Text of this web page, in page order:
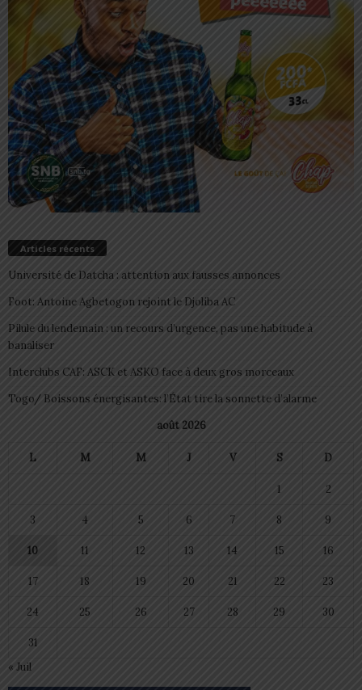
Articles récents
Université de Datcha : attention aux fausses annonces
Foot: Antoine Agbetogon rejoint le Djoliba AC
Pilule du lendemain : un recours d’urgence, pas une habitude à
banaliser
Interclubs CAF: ASCK et ASKO face à deux gros morceaux
Togo/ Boissons énergisantes: l’État tire la sonnette d’alarme
août 2026
L M M J V S D
1 2
3 4 5 6 7 8 9
10 11 12 13 14 15 16
17 18 19 20 21 22 23
24 25 26 27 28 29 30
31
« Juil